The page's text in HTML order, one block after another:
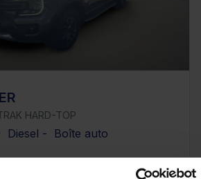
HARD-TOP
Diesel - Boîte auto